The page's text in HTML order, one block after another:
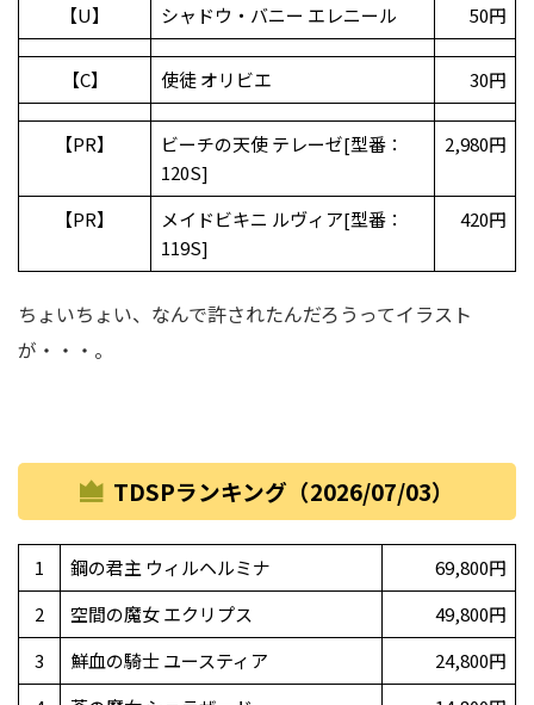
【U】 シャドウ・バニー エレニール 50円
【C】 使徒 オリビエ 30円
【PR】
ビーチの天使 テレーゼ[型番：
120S]
2,980円
【PR】
メイドビキニ ルヴィア[型番：
119S]
420円
ちょいちょい、なんで許されたんだろうってイラスト
が・・・。
TDSPランキング（2026/07/03）
1 鋼の君主 ウィルヘルミナ
69,800円
2
空間の魔女 エクリプス
49,800円
3
鮮血の騎士 ユースティア
24,800円